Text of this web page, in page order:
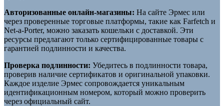
Авторизованные онлайн-магазины: На сайте Эрмес или
через проверенные торговые платформы, такие как Farfetch и
Net-a-Porter, можно заказать кошельки с доставкой. Эти
ресурсы предлагают только сертифицированные товары с
гарантией подлинности и качества.
Проверка подлинности: Убедитесь в подлинности товара,
проверив наличие сертификатов и оригинальной упаковки.
Каждое изделие Эрмес сопровождается уникальным
идентификационным номером, который можно проверить
через официальный сайт.